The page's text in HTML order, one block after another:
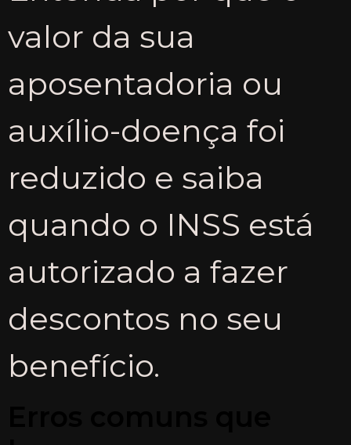
valor da sua
aposentadoria ou
auxílio-doença foi
reduzido e saiba
quando o INSS está
autorizado a fazer
descontos no seu
benefício.